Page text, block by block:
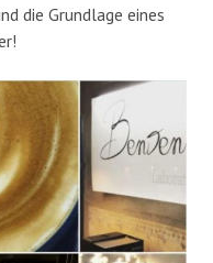
die Grundlage eines